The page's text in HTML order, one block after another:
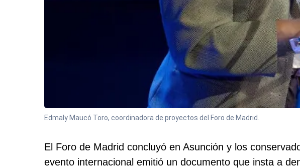
Edmaly Maucó Toro, coordinadora de proyectos del Foro de Madrid.
El Foro de Madrid concluyó en Asunción y los
evento internacional emitió un documento que insta a